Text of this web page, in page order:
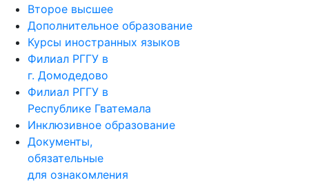
Второе высшее
Дополнительное образование
Курсы иностранных языков
Филиал РГГУ в
г. Домодедово
Филиал РГГУ в
Республике Гватемала
Инклюзивное образование
Документы,
обязательные
для ознакомления